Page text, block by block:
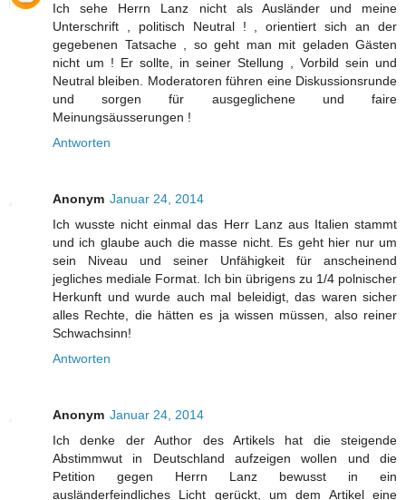
Ich sehe Herrn Lanz nicht als Ausländer und meine
Unterschrift , politisch Neutral ! , orientiert sich an der
gegebenen Tatsache , so geht man mit geladen Gästen
nicht um ! Er sollte, in seiner Stellung , Vorbild sein und
Neutral bleiben. Moderatoren führen eine Diskussionsrunde
und sorgen für ausgeglichene und faire
Meinungsäusserungen !
Antworten
Anonym Januar 24, 2014
Ich wusste nicht einmal das Herr Lanz aus Italien stammt
und ich glaube auch die masse nicht. Es geht hier nur um
sein Niveau und seiner Unfähigkeit für anscheinend
jegliches mediale Format. Ich bin übrigens zu 1/4 polnischer
Herkunft und wurde auch mal beleidigt, das waren sicher
alles Rechte, die hätten es ja wissen müssen, also reiner
Schwachsinn!
Antworten
Anonym Januar 24, 2014
Ich denke der Author des Artikels hat die steigende
Abstimmwut in Deutschland aufzeigen wollen und die
Petition gegen Herrn Lanz bewusst in ein
ausländerfeindliches Licht gerückt, um dem Artikel eine